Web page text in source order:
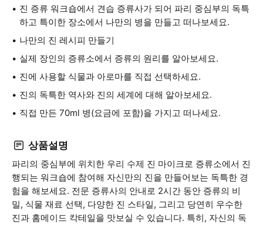
진 증류 워크숍에서 견습 증류사가 되어 파리 중심부의 독특
하고 특이한 장소에서 나만의 병을 만들고 떠나보세요.
나만의 진 레시피 만들기
실제 장인의 증류소에서 증류의 원리를 알아보세요.
진에 사용할 식물과 아로마를 직접 선택하세요.
진의 독특한 역사와 진의 세계에 대해 알아보세요.
직접 만든 70ml 병(요금에 포함)을 가지고 떠나세요.
상품설명
파리의 중심부에 위치한 우리 수제 진 마이크로 증류소에서 진
행되는 워크숍에 참여해 자신만의 진을 만들어보는 독특한 경
험을 해보세요. 전문 증류사의 안내로 2시간 동안 증류의 비
밀, 식물 재료 선택, 다양한 진 스타일, 그리고 당연히 우수한
진과 홈메이드 칵테일을 맛보실 수 있습니다. 특히, 자신의 독